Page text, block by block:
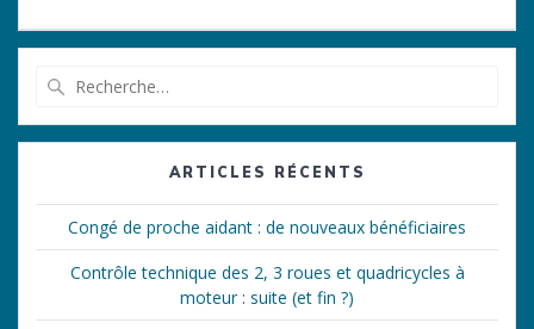
l’article
:
ARTICLES RÉCENTS
Congé de proche aidant : de nouveaux bénéficiaires
Contrôle technique des 2, 3 roues et quadricycles à
moteur : suite (et fin ?)